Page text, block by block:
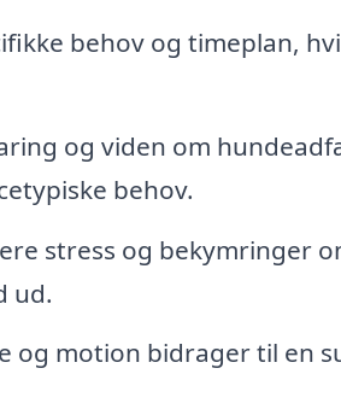
behov og timeplan,
og viden om
behov.
stress og bekymringer
ud.
og motion bidrager til en